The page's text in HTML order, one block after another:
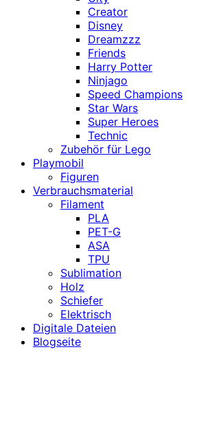
Creator
Disney
Dreamzzz
Friends
Harry Potter
Ninjago
Speed Champions
Star Wars
Super Heroes
Technic
Zubehör für Lego
Playmobil
Figuren
Verbrauchsmaterial
Filament
PLA
PET-G
ASA
TPU
Sublimation
Holz
Schiefer
Elektrisch
Digitale Dateien
Blogseite